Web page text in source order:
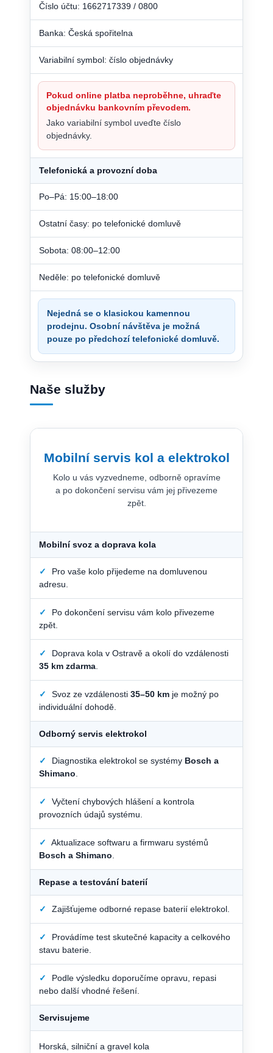
Číslo účtu: 1662717339 / 0800
Banka: Česká spořitelna
Variabilní symbol: číslo objednávky
Pokud online platba neproběhne, uhraďte
objednávku bankovním převodem.
Jako variabilní symbol uveďte číslo
objednávky.
Telefonická a provozní doba
Po–Pá: 15:00–18:00
Ostatní časy: po telefonické domluvě
Sobota: 08:00–12:00
Neděle: po telefonické domluvě
Nejedná se o klasickou kamennou
prodejnu. Osobní návštěva je možná
pouze po předchozí telefonické domluvě.
Naše služby
Mobilní servis kol a elektrokol
Kolo u vás vyzvedneme, odborně opravíme
a po dokončení servisu vám jej přivezeme
zpět.
Mobilní svoz a doprava kola
✓
Pro vaše kolo přijedeme na domluvenou
adresu.
✓
Po dokončení servisu vám kolo přivezeme
zpět.
✓
Doprava kola v Ostravě a okolí do vzdálenosti
35 km zdarma
✓ Svoz ze vzdálenosti 35–50 km je možný po
individuální dohodě.
Odborný servis elektrokol
✓ Diagnostika elektrokol se systémy Bosch a
Shimano
✓
Vyčtení chybových hlášení a kontrola
provozních údajů systému.
✓
Aktualizace softwaru a firmwaru systémů
Bosch a Shimano
Repase a testování baterií
✓ Zajišťujeme odborné repase baterií elektrokol.
✓
Provádíme test skutečné kapacity a celkového
stavu baterie.
✓
Podle výsledku doporučíme opravu, repasi
nebo další vhodné řešení.
Servisujeme
Horská, silniční a gravel kola